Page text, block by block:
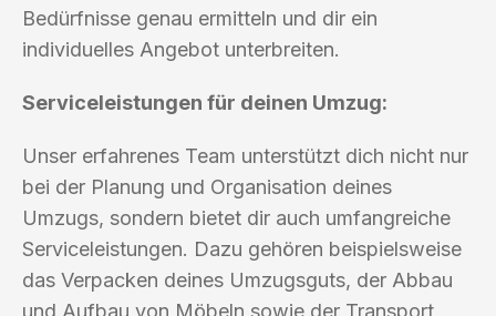
Bedürfnisse genau ermitteln und dir ein
individuelles Angebot unterbreiten.
Serviceleistungen für deinen Umzug:
Unser erfahrenes Team unterstützt dich nicht nur
bei der Planung und Organisation deines
Umzugs, sondern bietet dir auch umfangreiche
Serviceleistungen. Dazu gehören beispielsweise
das Verpacken deines Umzugsguts, der Abbau
und Aufbau von Möbeln sowie der Transport